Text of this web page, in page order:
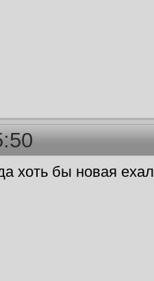
хоть бы новая